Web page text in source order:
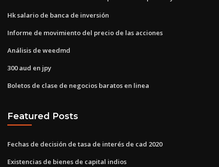
Hk salario de banca de inversión
Informe de movimiento del precio de las acciones
Análisis de weedmd
300 aud en jpy
Boletos de clase de negocios baratos en linea
Featured Posts
Fechas de decisión de tasa de interés de cad 2020
Existencias de bienes de capital indios